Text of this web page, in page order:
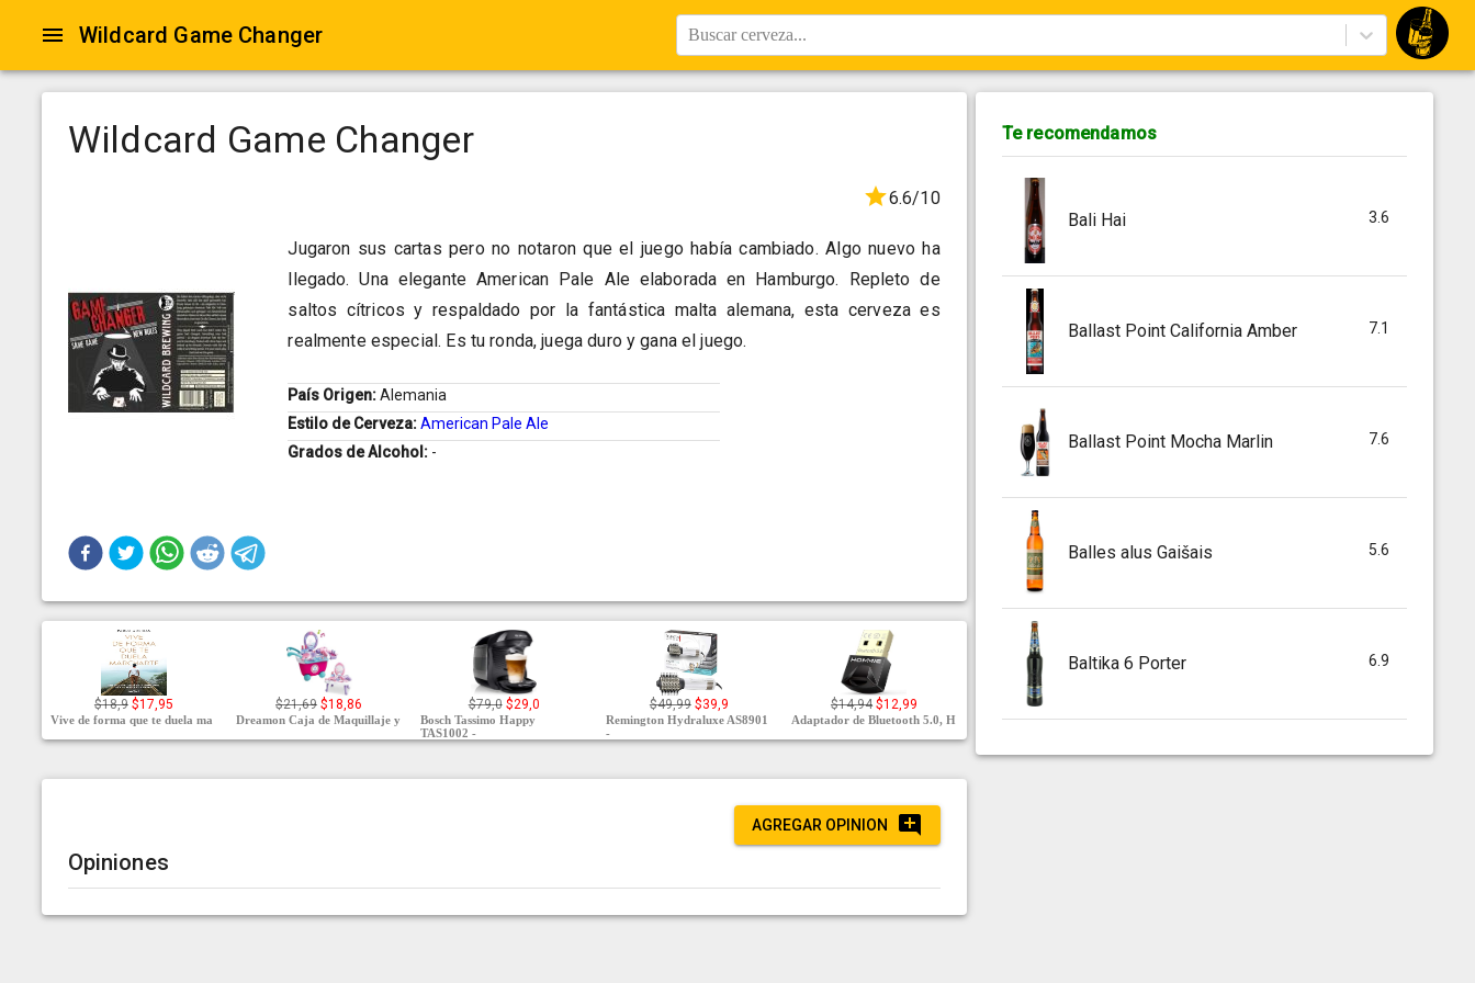
Wildcard Game Changer Buscar cerveza...
Wildcard Game Changer
6.6/10
Jugaron sus cartas pero no notaron que el juego había cambiado. Algo nuevo ha
llegado. Una elegante American Pale Ale elaborada en Hamburgo. Repleto de
saltos cítricos y respaldado por la fantástica malta alemana, esta cerveza es
realmente especial. Es tu ronda, juega duro y gana el juego.
País Origen:Alemania
Estilo de Cerveza:American Pale Ale
Grados de Alcohol: -
$18,9 $17,95
Vive de forma que te duela ma
$21,69 $18,86
Dreamon Caja de Maquillaje y
$79,0 $29,0
Bosch Tassimo Happy
TAS1002 -
$49,99 $39,9
Remington Hydraluxe AS8901
-
$14,94 $12,99
Adaptador de Bluetooth 5.0, H
AGREGAR OPINION
Opiniones
Te recomendamos
Bali Hai 3.6
Ballast Point California Amber 7.1
Ballast Point Mocha Marlin 7.6
Balles alus Gaišais 5.6
Baltika 6 Porter 6.9